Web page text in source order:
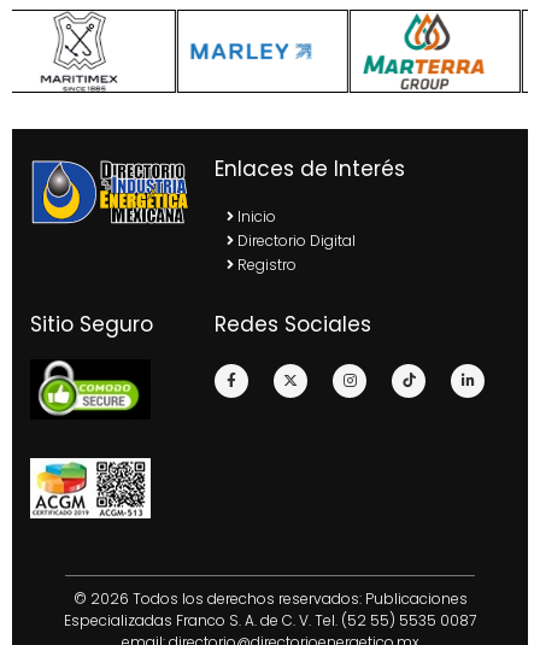
Enlaces de Interés
Inicio
Directorio Digital
Registro
Sitio Seguro Redes Sociales
© 2026 Todos los derechos reservados: Publicaciones
Especializadas Franco S. A. de C. V. Tel. (52 55) 5535 0087